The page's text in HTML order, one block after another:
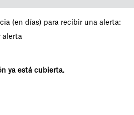
(en días) para recibir una alerta:
alerta
ya está cubierta.